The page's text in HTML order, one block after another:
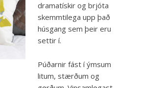
dramatískir og brjóta
skemmtilega upp það
húsgang sem þeir eru
settir í.
Púðarnir fást í ýmsum
litum, stærðum og